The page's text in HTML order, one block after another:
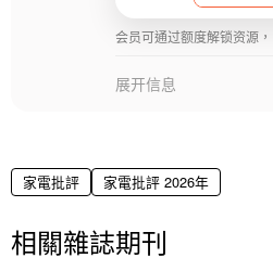
会员可通过额度解锁资源，
展开信息
家電批評 家電批評 2026年
相關雜誌期刊